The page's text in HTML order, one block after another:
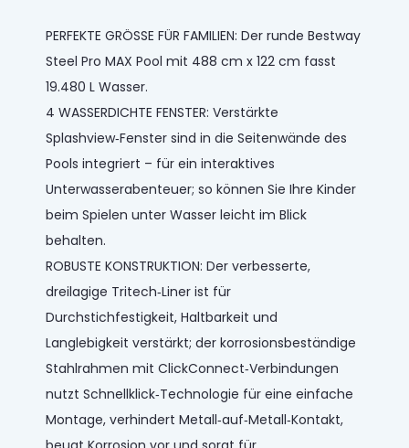
PERFEKTE GRÖSSE FÜR FAMILIEN: Der runde Bestway
Steel Pro MAX Pool mit 488 cm x 122 cm fasst
19.480 L Wasser.
4 WASSERDICHTE FENSTER: Verstärkte
Splashview‑Fenster sind in die Seitenwände des
Pools integriert – für ein interaktives
Unterwasserabenteuer; so können Sie Ihre Kinder
beim Spielen unter Wasser leicht im Blick
behalten.
ROBUSTE KONSTRUKTION: Der verbesserte,
dreilagige Tritech‑Liner ist für
Durchstichfestigkeit, Haltbarkeit und
Langlebigkeit verstärkt; der korrosionsbeständige
Stahlrahmen mit ClickConnect‑Verbindungen
nutzt Schnellklick‑Technologie für eine einfache
Montage, verhindert Metall‑auf‑Metall‑Kontakt,